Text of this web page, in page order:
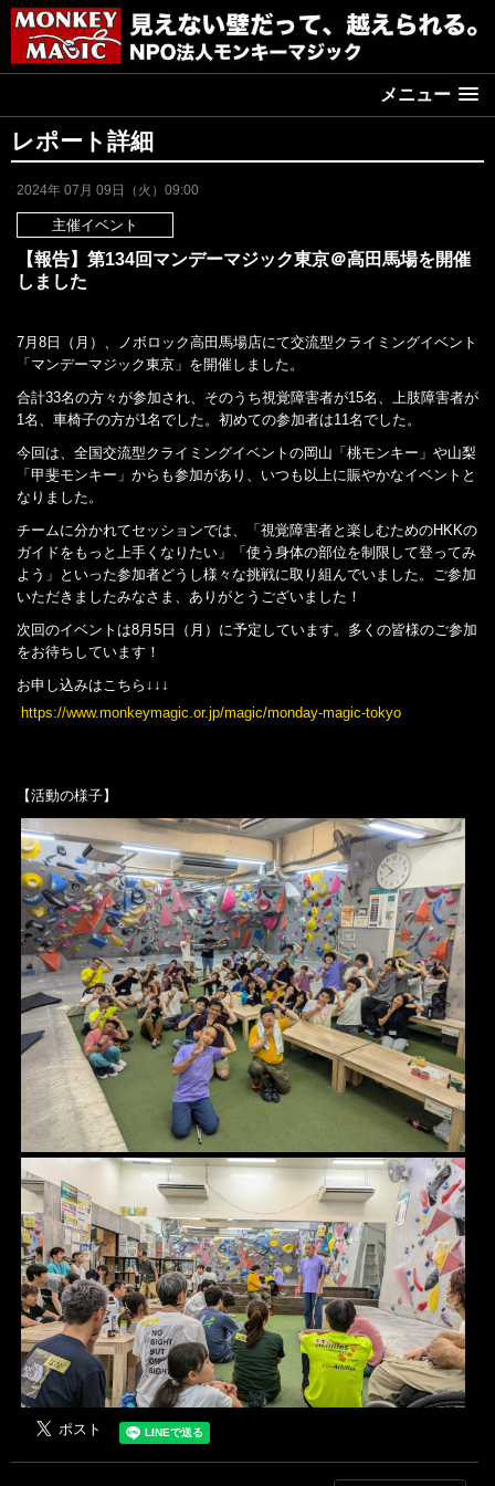
メニュー
レポート詳細
2024年 07月 09日（火）09:00
主催イベント
【報告】第134回マンデーマジック東京＠高田馬場を開催
しました
7月8日（月）、ノボロック高田馬場店にて交流型クライミングイベント
「マンデーマジック東京」を開催しました。
合計33名の方々が参加され、そのうち視覚障害者が15名、上肢障害者が
1名、車椅子の方が1名でした。初めての参加者は11名でした。
今回は、全国交流型クライミングイベントの岡山「桃モンキー」や山梨
「甲斐モンキー」からも参加があり、いつも以上に賑やかなイベントと
なりました。
チームに分かれてセッションでは、「視覚障害者と楽しむためのHKKの
ガイドをもっと上手くなりたい」「使う身体の部位を制限して登ってみ
よう」といった参加者どうし様々な挑戦に取り組んでいました。ご参加
いただきましたみなさま、ありがとうございました！
次回のイベントは8月5日（月）に予定しています。多くの皆様のご参加
をお待ちしています！
お申し込みはこちら↓↓↓
https://www.monkeymagic.or.jp/magic/monday-magic-tokyo
【活動の様子】